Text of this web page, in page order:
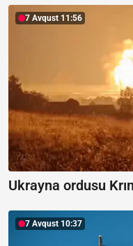
7 Avqust 11:56
Ukrayna ordusu
7 Avqust 10:37